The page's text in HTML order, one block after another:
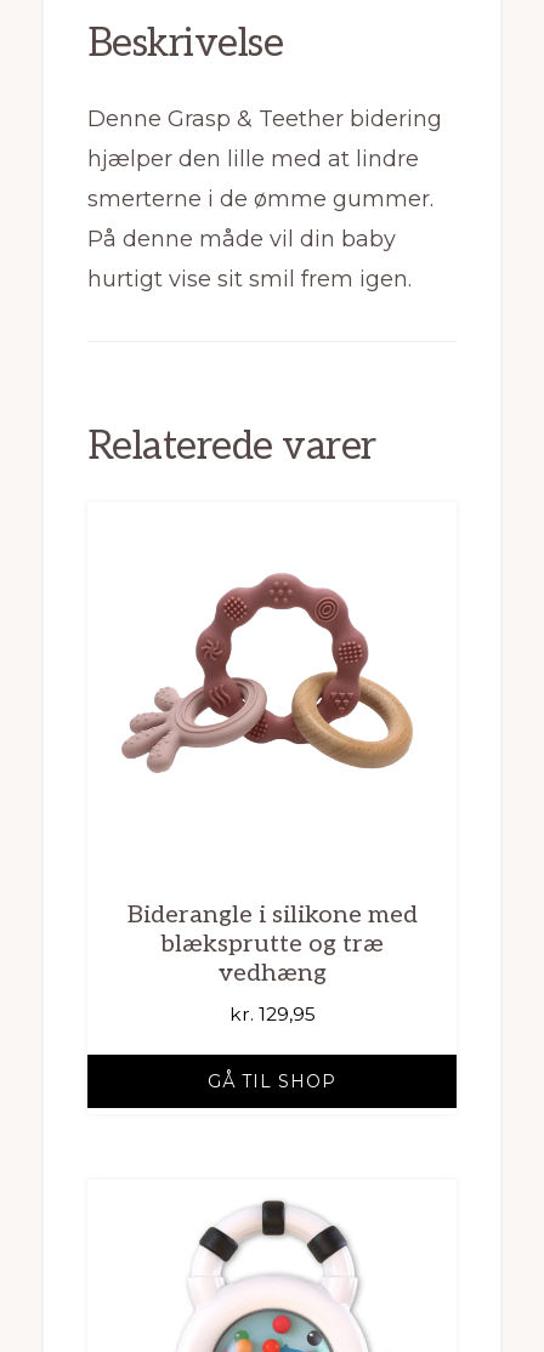
Beskrivelse
Denne Grasp & Teether bidering
hjælper den lille med at lindre
smerterne i de ømme gummer.
På denne måde vil din baby
hurtigt vise sit smil frem igen.
Relaterede varer
Biderangle i silikone med
blæksprutte og træ
vedhæng
kr. 129,95
GÅ TIL SHOP